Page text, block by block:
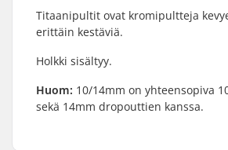
Titaanipultit ovat kromipultteja
erittäin kestäviä.
Holkki sisältyy.
Huom: 10/14mm on yhteensopiva
sekä 14mm dropouttien kanssa.